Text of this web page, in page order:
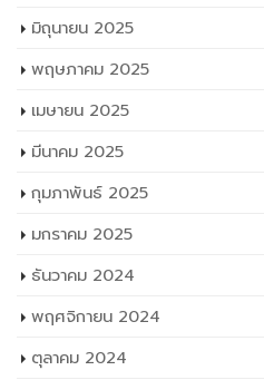
มิถุนายน 2025
พฤษภาคม 2025
เมษายน 2025
มีนาคม 2025
กุมภาพันธ์ 2025
มกราคม 2025
ธันวาคม 2024
พฤศจิกายน 2024
ตุลาคม 2024